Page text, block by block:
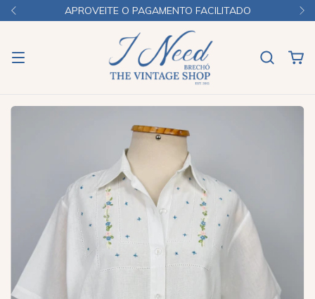
APROVEITE O PAGAMENTO FACILITADO